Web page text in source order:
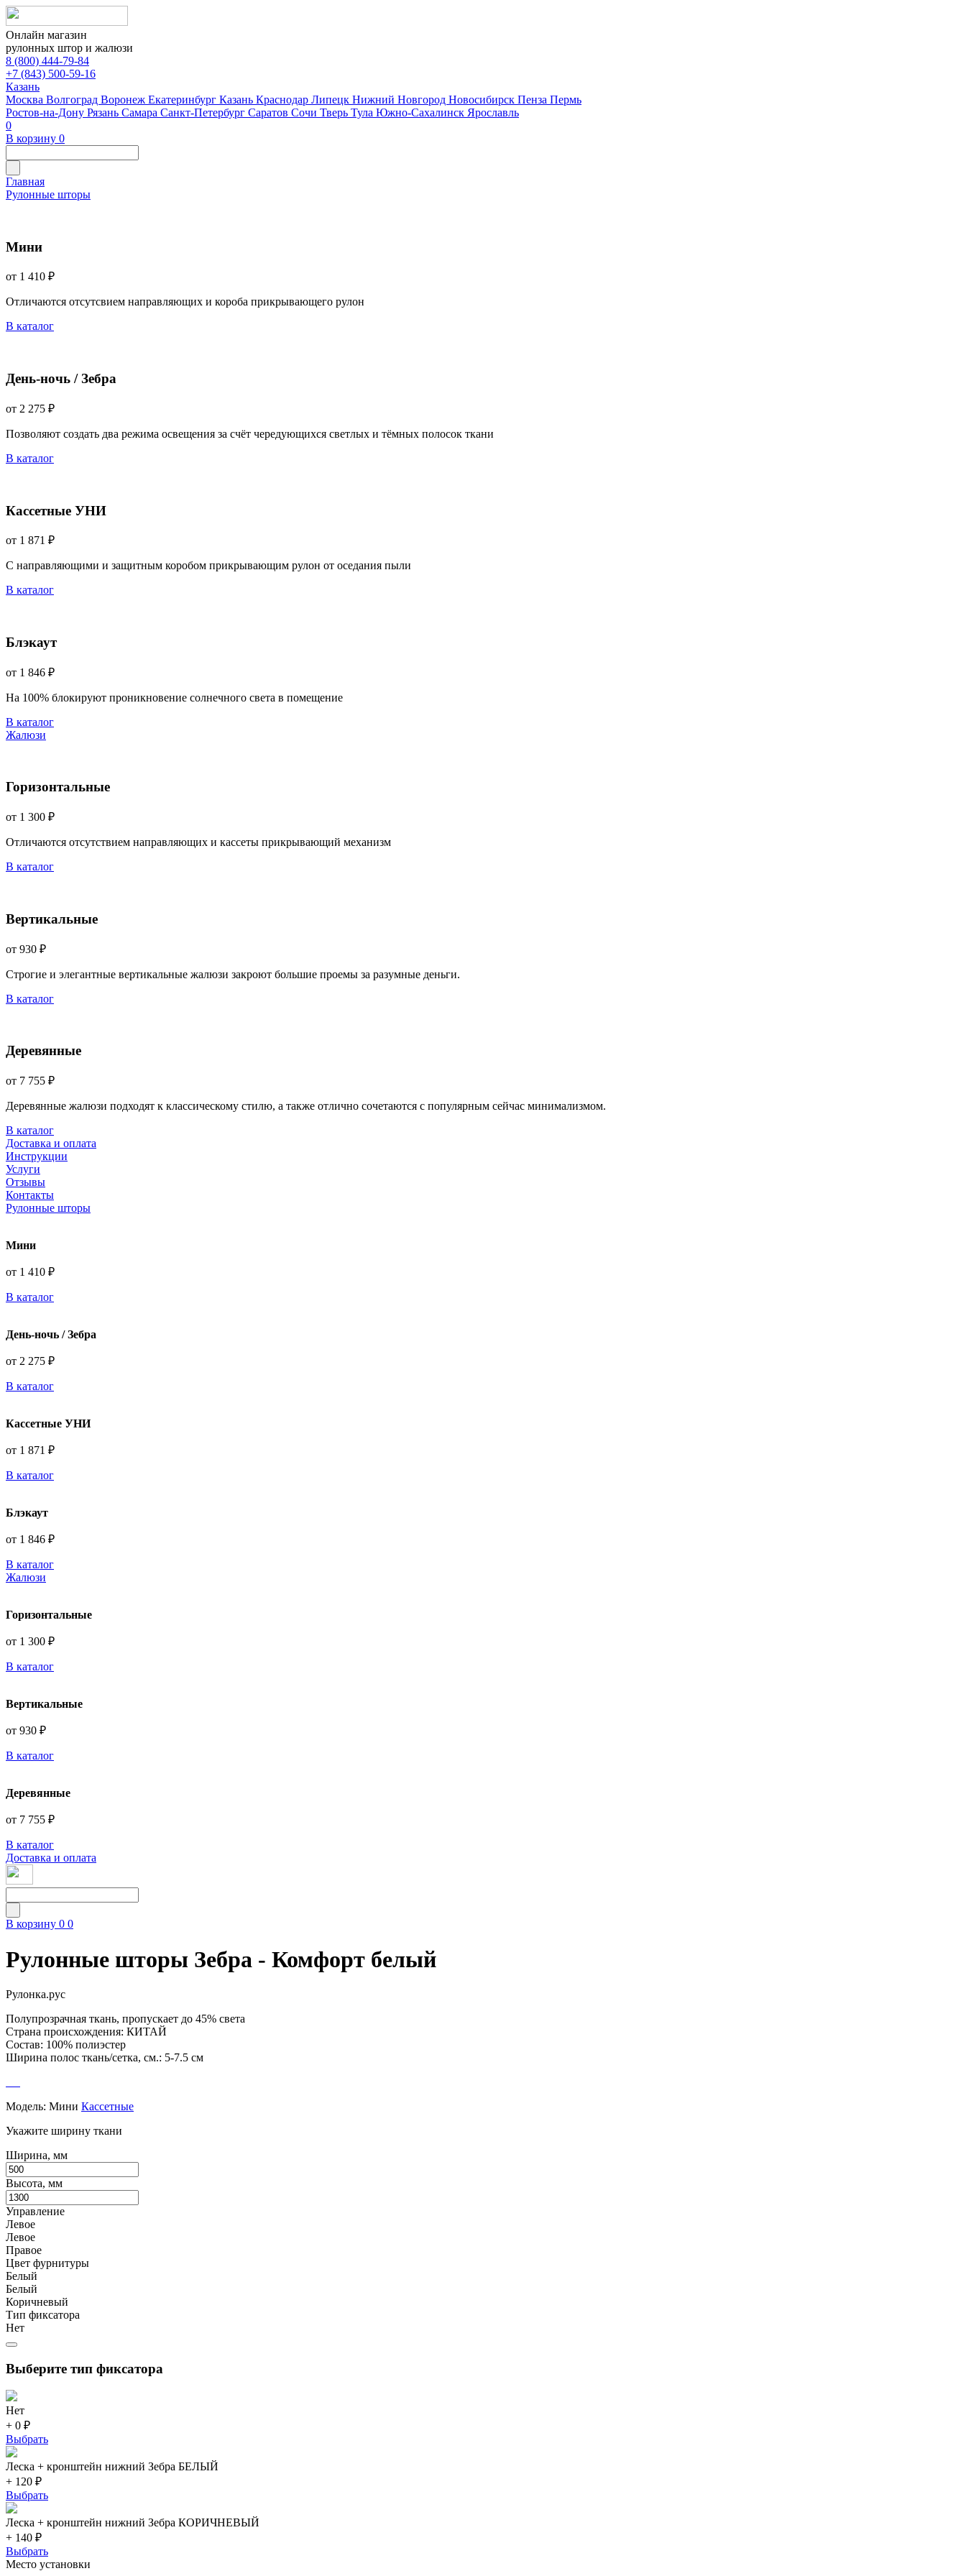
Онлайн магазин
рулонных штор и жалюзи
8 (800) 444-79-84
+7 (843) 500-59-16
Казань
Москва Волгоград Воронеж Екатеринбург Казань Краснодар Липецк Нижний Новгород Новосибирск Пенза Пермь
Ростов-на-Дону Рязань Самара Санкт-Петербург Саратов Сочи Тверь Тула Южно-Сахалинск Ярославль
0
В корзину 0
Главная
Рулонные шторы
Мини
от 1 410 ₽
Отличаются отсутсвием направляющих и короба прикрывающего рулон
В каталог
День-ночь / Зебра
от 2 275 ₽
Позволяют создать два режима освещения за счёт чередующихся светлых и тёмных полосок ткани
В каталог
Кассетные УНИ
от 1 871 ₽
С направляющими и защитным коробом прикрывающим рулон от оседания пыли
В каталог
Блэкаут
от 1 846 ₽
На 100% блокируют проникновение солнечного света в помещение
В каталог
Жалюзи
Горизонтальные
от 1 300 ₽
Отличаются отсутствием направляющих и кассеты прикрывающий механизм
В каталог
Вертикальные
от 930 ₽
Строгие и элегантные вертикальные жалюзи закроют большие проемы за разумные деньги.
В каталог
Деревянные
от 7 755 ₽
Деревянные жалюзи подходят к классическому стилю, а также отлично сочетаются с популярным сейчас минимализмом.
В каталог
Доставка и оплата
Инструкции
Услуги
Отзывы
Контакты
Рулонные шторы
Мини
от 1 410 ₽
В каталог
День-ночь / Зебра
от 2 275 ₽
В каталог
Кассетные УНИ
от 1 871 ₽
В каталог
Блэкаут
от 1 846 ₽
В каталог
Жалюзи
Горизонтальные
от 1 300 ₽
В каталог
Вертикальные
от 930 ₽
В каталог
Деревянные
от 7 755 ₽
В каталог
Доставка и оплата
В корзину 0 0
Рулонные шторы Зебра - Комфорт белый
Рулонка.рус
Полупрозрачная ткань, пропускает до 45% света
Страна происхождения: КИТАЙ
Состав: 100% полиэстер
Ширина полос ткань/сетка, см.: 5-7.5 см
Модель: Мини Кассетные
Укажите ширину ткани
Ширина, мм
Высота, мм
Управление
Левое
Левое
Правое
Цвет фурнитуры
Белый
Белый
Коричневый
Тип фиксатора
Нет
Выберите тип фиксатора
Нет
+ 0 ₽
Выбрать
Леска + кронштейн нижний Зебра БЕЛЫЙ
+ 120 ₽
Выбрать
Леска + кронштейн нижний Зебра КОРИЧНЕВЫЙ
+ 140 ₽
Выбрать
Место установки